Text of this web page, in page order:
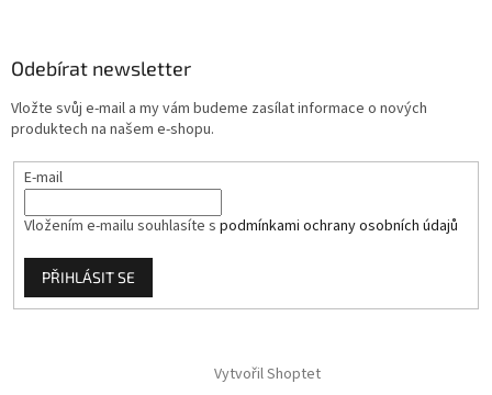
Odebírat newsletter
Vložte svůj e-mail a my vám budeme zasílat informace o nových
produktech na našem e-shopu.
E-mail
Vložením e-mailu souhlasíte s podmínkami ochrany osobních údajů
PŘIHLÁSIT SE
Vytvořil Shoptet